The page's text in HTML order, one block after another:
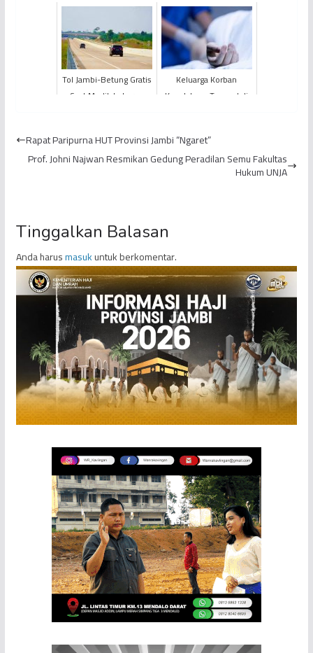
ARMUZNA, Jemaah Haji
Jambi Optimalkan
Waktu Ist...
Tol Jambi-Betung Gratis
Saat Mudik Lebaran
Keluarga Korban
Kecelakaan Tunggal di
Rapat Paripurna HUT Provinsi Jambi “Ngaret”
Prof. Johni Najwan Resmikan Gedung Peradilan Semu Fakultas
Hukum UNJA
Tinggalkan Balasan
Anda harusmasukuntuk berkomentar.